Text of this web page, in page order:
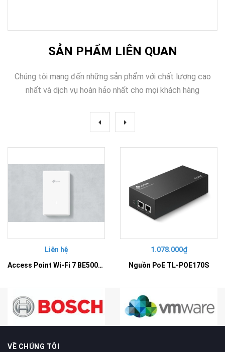
SẢN PHẨM LIÊN QUAN
Chúng tôi mang đến những sản phẩm với chất lượng cao
nhất và dịch vụ hoàn hảo nhất cho mọi khách hàng
Liên hệ
Access Point Wi-Fi 7 BE5000 Gắn Tường – EAP725-Wall
1.078.000₫
Nguồn PoE TL-POE170S
VỀ CHÚNG TÔI